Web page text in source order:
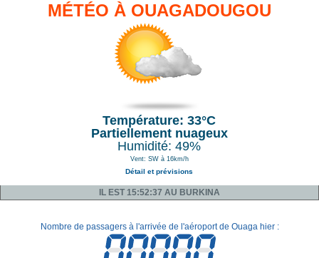
MÉTÉO À OUAGADOUGOU
Température: 33°C
Partiellement nuageux
Humidité: 49%
Vent: SW à 16km/h
Détail et prévisions
IL EST 15:52:37 AU BURKINA
Nombre de passagers à l'arrivée de l'aéroport de Ouaga hier :